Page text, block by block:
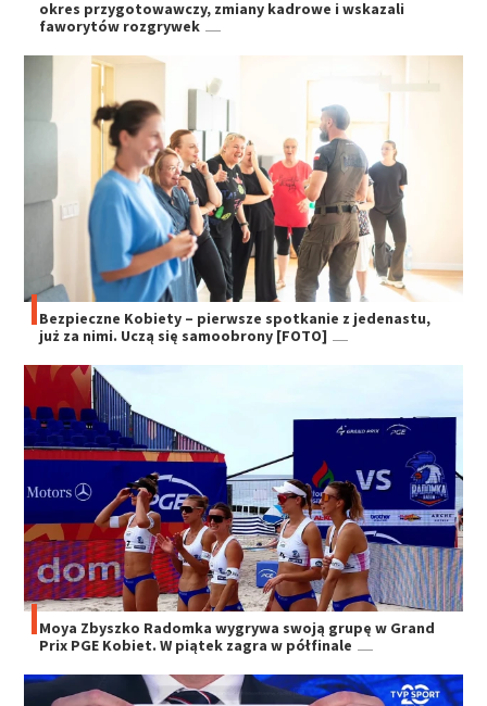
okres przygotowawczy, zmiany kadrowe i wskazali
faworytów rozgrywek
Bezpieczne Kobiety – pierwsze spotkanie z jedenastu,
już za nimi. Uczą się samoobrony [FOTO]
Moya Zbyszko Radomka wygrywa swoją grupę w Grand
Prix PGE Kobiet. W piątek zagra w półfinale